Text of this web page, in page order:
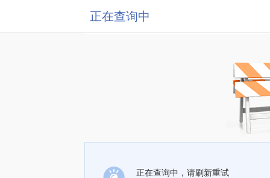
正在查询中
正在查询中，请刷新重试